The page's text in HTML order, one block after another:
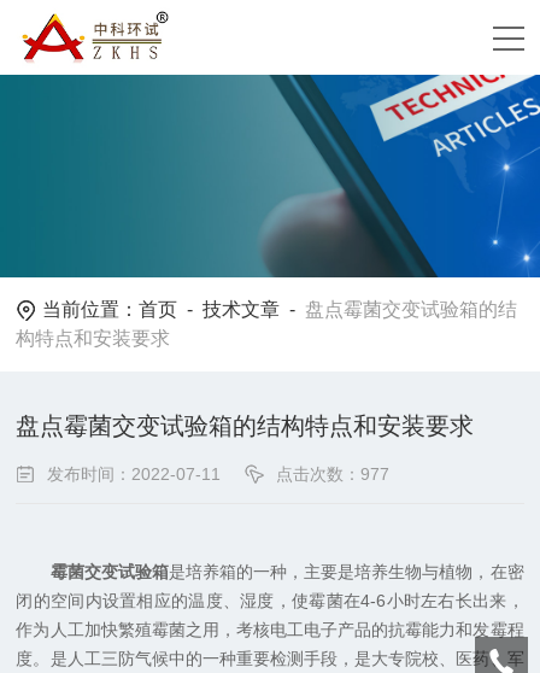
当前位置：首页 -技术文章 - 盘点霉菌交变试验箱的结
构特点和安装要求
盘点霉菌交变试验箱的结构特点和安装要求
发布时间：2022-07-11 点击次数：977
霉菌交变试验箱是培养箱的一种，主要是培养生物与植物，在密
闭的空间内设置相应的温度、湿度，使霉菌在4-6小时左右长出来，
作为人工加快繁殖霉菌之用，考核电工电子产品的抗霉能力和发霉程
度。是人工三防气候中的一种重要检测手段，是大专院校、医药、军